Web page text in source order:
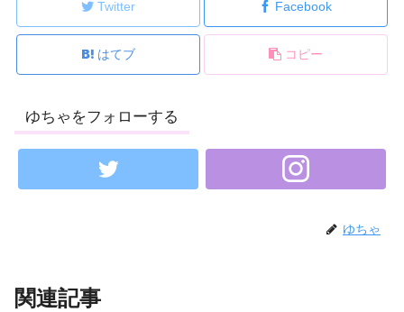
Twitter Facebook
はてブ コピー
ゆちゃをフォローする
ゆちゃ
関連記事